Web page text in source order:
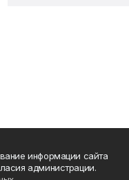
информации сайта
администрации.